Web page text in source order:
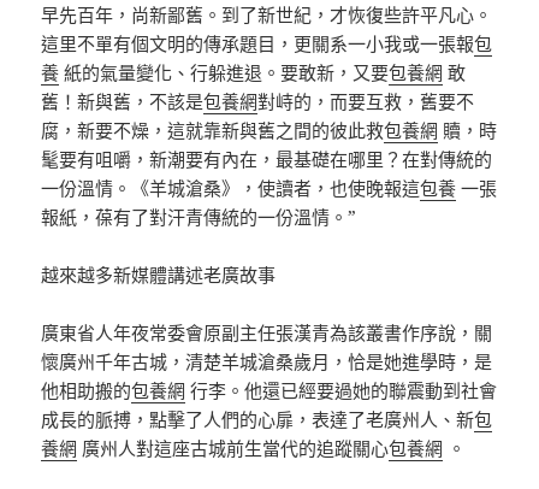
早先百年，尚新鄙舊。到了新世紀，才恢復些許平凡心。
這里不單有個文明的傳承題目，更關系一小我或一張報包
養 紙的氣量變化、行躲進退。要敢新，又要包養網 敢
舊！新與舊，不該是包養網對峙的，而要互救，舊要不
腐，新要不燥，這就靠新與舊之間的彼此救包養網 贖，時
髦要有咀嚼，新潮要有內在，最基礎在哪里？在對傳統的
一份溫情。《羊城滄桑》，使讀者，也使晚報這包養 一張
報紙，葆有了對汗青傳統的一份溫情。”
越來越多新媒體講述老廣故事
廣東省人年夜常委會原副主任張漢青為該叢書作序說，關
懷廣州千年古城，清楚羊城滄桑歲月，恰是她進學時，是
他相助搬的包養網 行李。他還已經要過她的聯震動到社會
成長的脈搏，點擊了人們的心扉，表達了老廣州人、新包
養網 廣州人對這座古城前生當代的追蹤關心包養網 。